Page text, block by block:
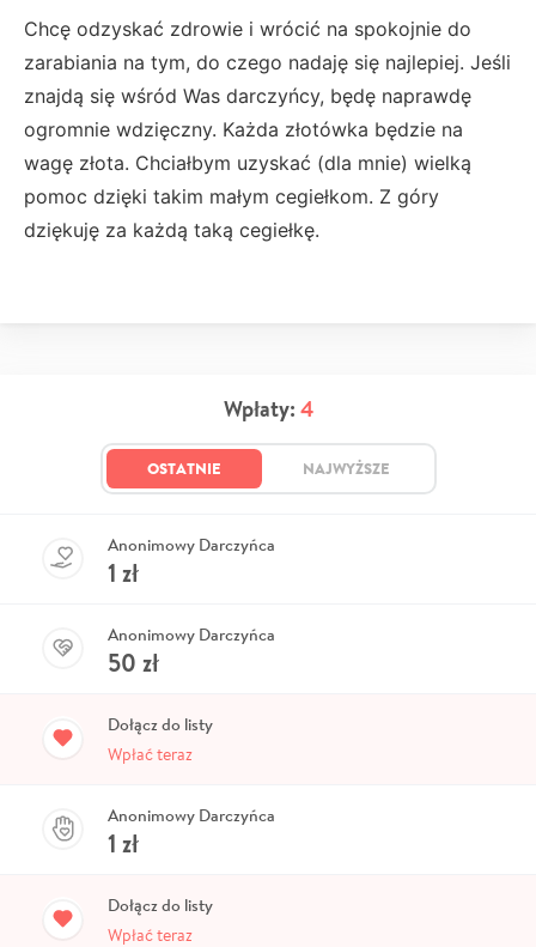
Chcę odzyskać zdrowie i wrócić na spokojnie do
zarabiania na tym, do czego nadaję się najlepiej. Jeśli
znajdą się wśród Was darczyńcy, będę naprawdę
ogromnie wdzięczny. Każda złotówka będzie na
wagę złota. Chciałbym uzyskać (dla mnie) wielką
pomoc dzięki takim małym cegiełkom. Z góry
dziękuję za każdą taką cegiełkę.
Wpłaty: 4
OSTATNIE NAJWYŻSZE
Anonimowy Darczyńca
1 zł
Anonimowy Darczyńca
50 zł
Dołącz do listy
Wpłać teraz
Anonimowy Darczyńca
1 zł
Dołącz do listy
Wpłać teraz